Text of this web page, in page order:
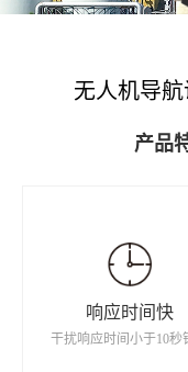
无人机导航
产品
响应时间快
干扰响应时间小于10秒